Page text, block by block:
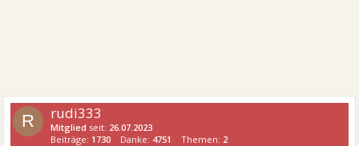
R rudi333
Mitglied seit: 26.07.2023
Beiträge: 1730 Danke: 4751 Themen: 2